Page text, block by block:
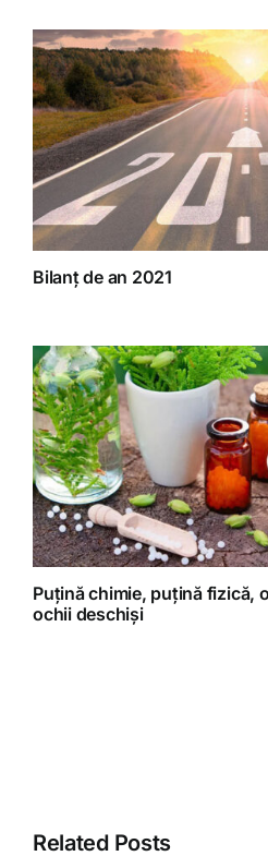
Bilanț de an 2021
Puțină chimie, puțină fizică,
ochii deschiși
Related Posts